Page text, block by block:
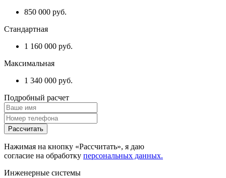
850 000 руб.
Стандартная
1 160 000 руб.
Максимальная
1 340 000 руб.
Подробный расчет
Рассчитать
Нажимая на кнопку «Рассчитать», я даю
согласие на обработку персональных данных.
Инженерные системы